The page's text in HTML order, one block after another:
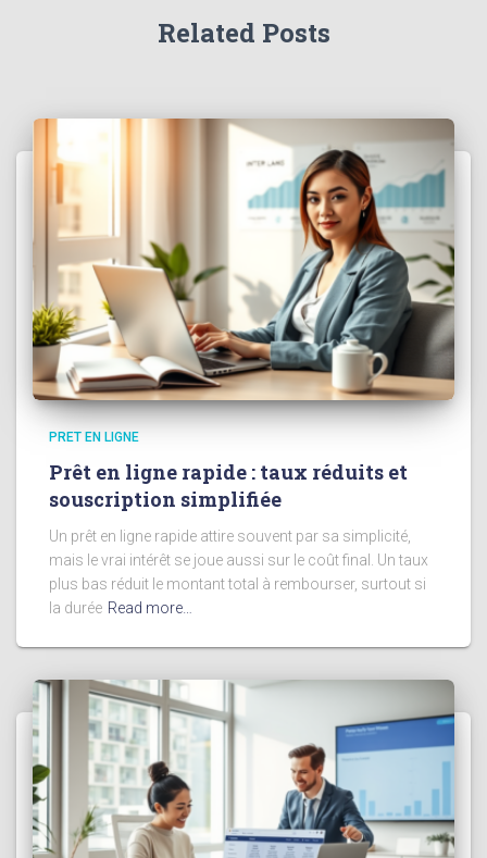
Related Posts
PRET EN LIGNE
Prêt en ligne rapide : taux réduits et
souscription simplifiée
Un prêt en ligne rapide attire souvent par sa simplicité,
mais le vrai intérêt se joue aussi sur le coût final. Un taux
plus bas réduit le montant total à rembourser, surtout si
la durée Read more…